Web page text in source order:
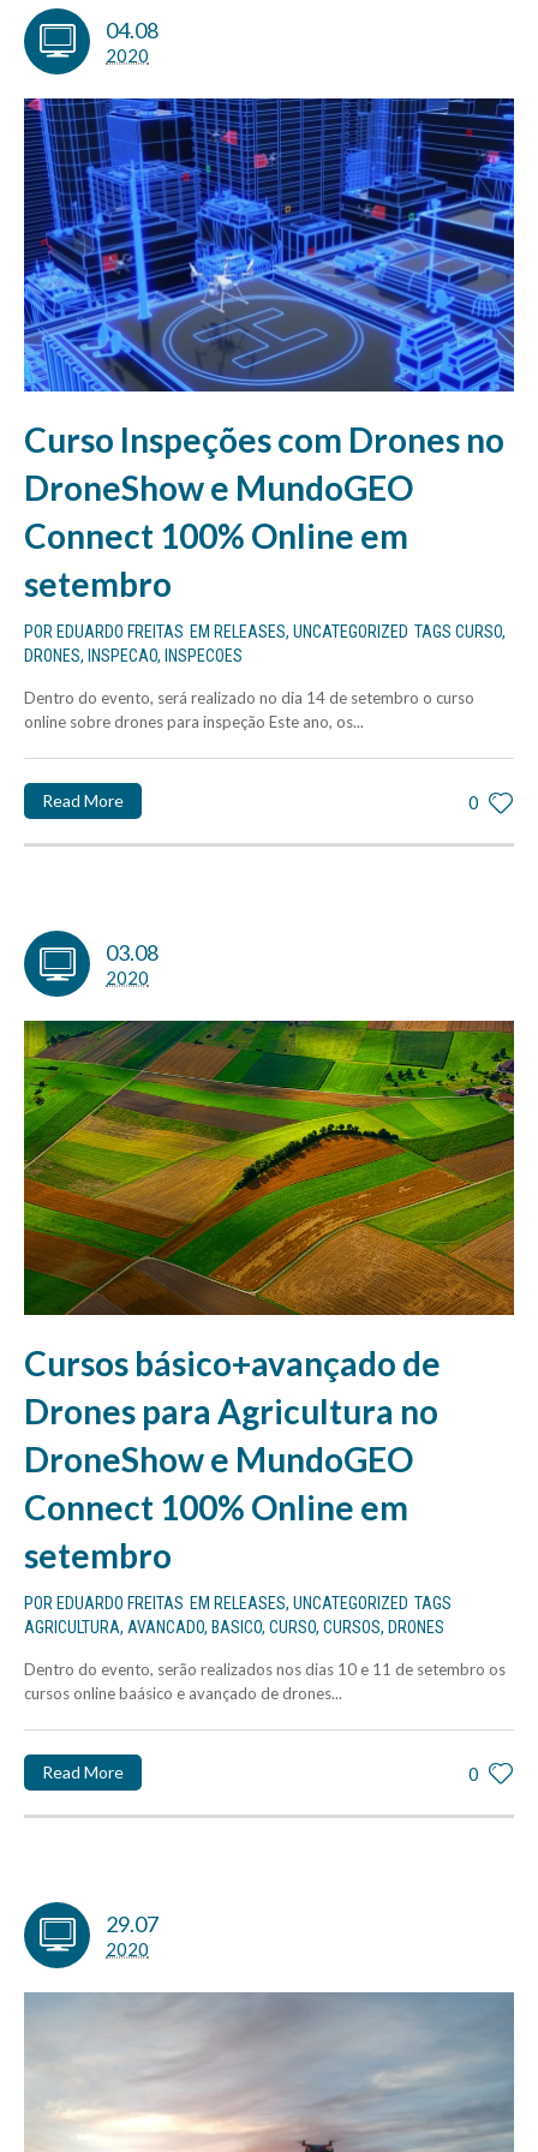
04.08
2020
Curso Inspeções com Drones no
DroneShow e MundoGEO
Connect 100% Online em
setembro
POR EDUARDO FREITAS EM RELEASES, UNCATEGORIZED TAGS CURSO,
DRONES, INSPECAO, INSPECOES
Dentro do evento, será realizado no dia 14 de setembro o curso
online sobre drones para inspeção Este ano, os...
0
Read More
03.08
2020
Cursos básico+avançado de
Drones para Agricultura no
DroneShow e MundoGEO
Connect 100% Online em
setembro
POR EDUARDO FREITAS EM RELEASES, UNCATEGORIZED TAGS
AGRICULTURA, AVANCADO, BASICO, CURSO, CURSOS, DRONES
Dentro do evento, serão realizados nos dias 10 e 11 de setembro os
cursos online baásico e avançado de drones...
0
Read More
29.07
2020